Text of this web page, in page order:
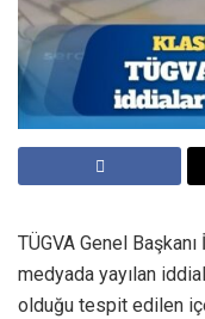
TÜGVA Genel
medyada yayılan
olduğu tespit edilen